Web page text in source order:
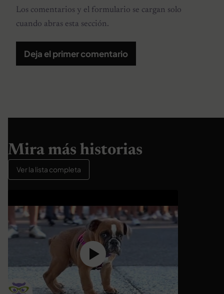
Los comentarios y el formulario se cargan solo
cuando abras esta sección.
Deja el primer comentario
Mira más historias
Ver la lista completa